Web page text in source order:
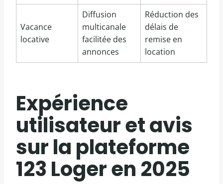
Vacance
locative
Diffusion
multicanale
facilitée des
annonces
Réduction des
délais de
remise en
location
Expérience
utilisateur et avis
sur la plateforme
123 Loger en 2025